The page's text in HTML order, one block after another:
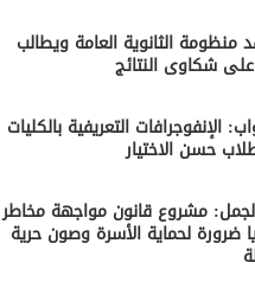
منظومة الثانوية العامة ويطالب
شكاوى النتائج
الإنفوجرافات التعريفية بالكليات
حسن الاختيار
مشروع قانون مواجهة مخاطر
ضرورة لحماية الأسرة وصون حرية